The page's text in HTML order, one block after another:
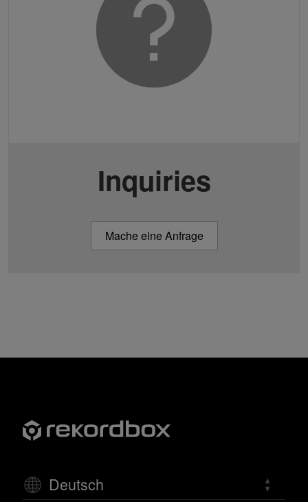
Inquiries
Mache eine Anfrage
Deutsch